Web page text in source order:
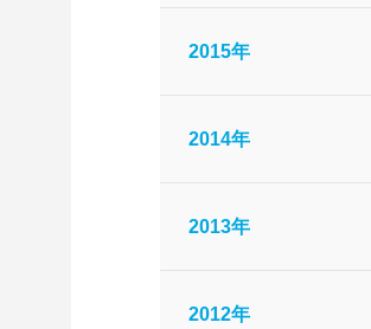
2015年
2014年
2013年
2012年